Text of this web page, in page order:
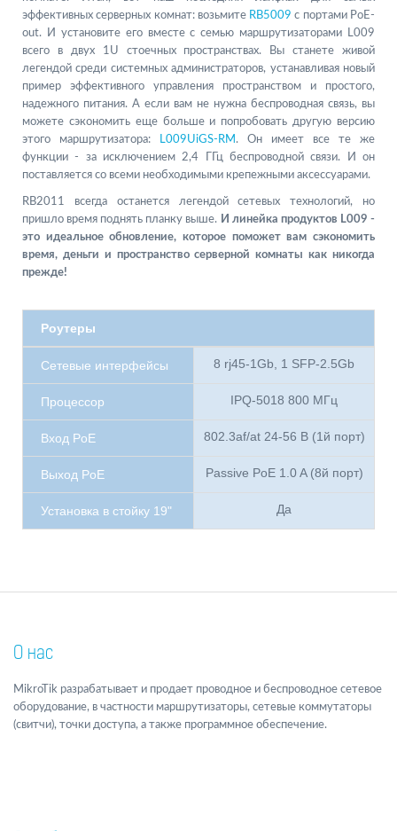
эффективных серверных комнат: возьмите RB5009 с портами PoE-
out. И установите его вместе с семью маршрутизаторами L009
всего в двух 1U стоечных пространствах. Вы станете живой
легендой среди системных администраторов, устанавливая новый
пример эффективного управления пространством и простого,
надежного питания. А если вам не нужна беспроводная связь, вы
можете сэкономить еще больше и попробовать другую версию
этого маршрутизатора:
L009UiGS-RM. Он имеет все те же
функции - за исключением 2,4 ГГц беспроводной связи. И он
поставляется со всеми необходимыми крепежными аксессуарами.
RB2011 всегда останется легендой сетевых технологий, но
пришло время поднять планку выше. И линейка продуктов L009 -
это идеальное обновление, которое поможет вам сэкономить
время, деньги и пространство серверной комнаты как никогда
прежде!
Роутеры
Сетевые интерфейсы 8 rj45-1Gb, 1 SFP-2.5Gb
Процессор IPQ-5018 800 МГц
Вход PoE 802.3af/at 24-56 В (1й порт)
Выход PoE Passive PoE 1.0 A (8й порт)
Установка в стойку 19" Да
О нас
MikroTik разрабатывает и продает проводное и беспроводное сетевое
оборудование, в частности маршрутизаторы, сетевые коммутаторы
(свитчи), точки доступа, а также программное обеспечение.